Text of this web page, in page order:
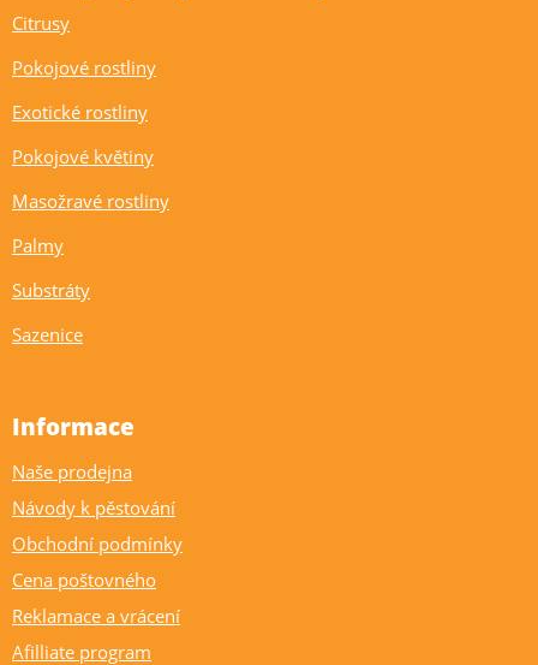
Citrusy
Pokojové rostliny
Exotické rostliny
Pokojové květiny
Masožravé rostliny
Palmy
Substráty
Sazenice
Informace
Naše prodejna
Návody k pěstování
Obchodní podmínky
Cena poštovného
Reklamace a vrácení
Afilliate program